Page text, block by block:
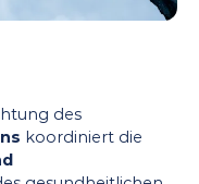
des
koordiniert die